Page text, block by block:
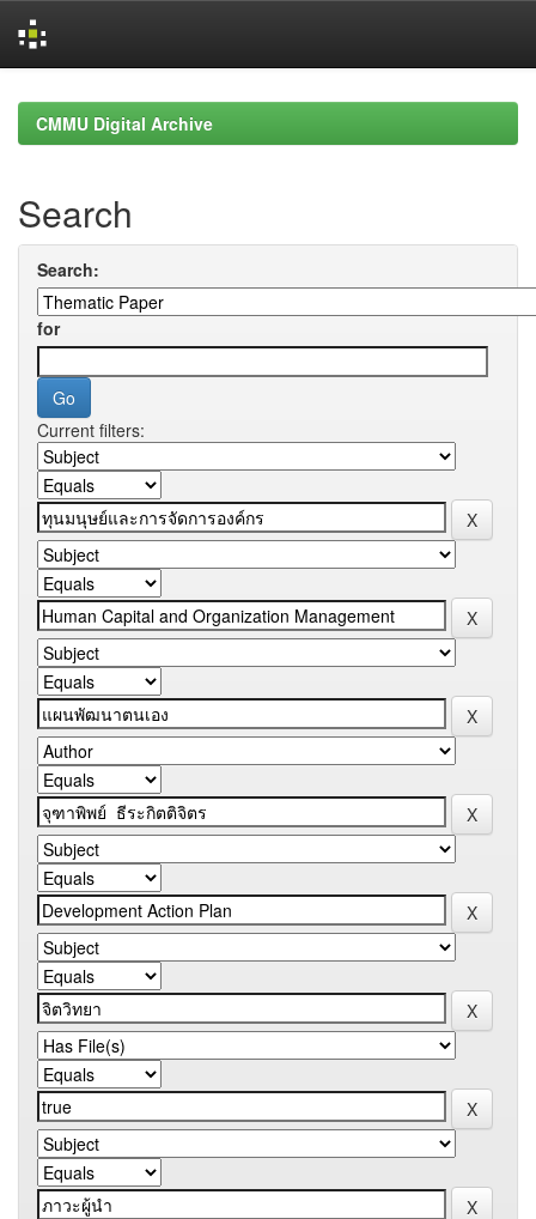
navigationCMMU Digital Archive
Search
Search:
for
Current filters: